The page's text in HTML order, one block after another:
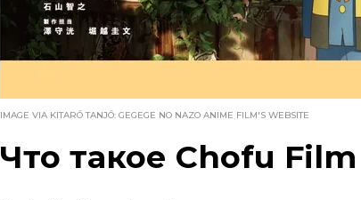
IMAGE VIA KITARŌ TANJŌ: GEGEGE NO NAZO ANIME FILM'S WEBSITE
Что такое Chofu